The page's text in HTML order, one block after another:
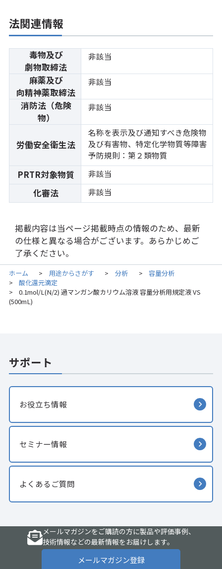
法関連情報
毒物及び
劇物取締法
非該当
麻薬及び
向精神薬取締法
非該当
消防法（危険
物）
非該当
労働安全衛生法
名称を表示及び通知すべき危険物
及び有害物、特定化学物質等障害
予防規則：第２類物質
PRTR対象物質 非該当
化審法 非該当
掲載内容は当ページ掲載時点の情報のため、最新
の仕様と異なる場合がございます。あらかじめご
了承ください。
ホーム > 用途からさがす > 分析 > 容量分析
> 酸化還元滴定
>
0.1mol/L(N/2) 過マンガン酸カリウム溶液 容量分析用規定液 VS
(500mL)
サポート
お役立ち情報
セミナー情報
よくあるご質問
メールマガジンをご購読の方に製品や評価事例、
技術情報などの最新情報をお届けします。
メールマガジン登録